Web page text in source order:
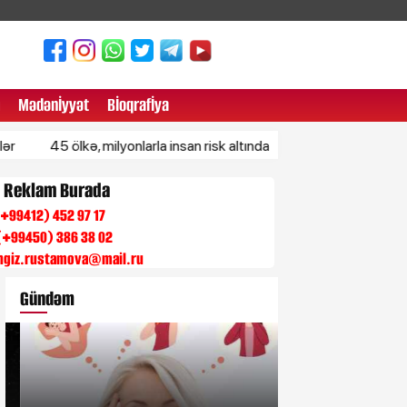
Mədənİyyət Bİoqrafİya
ölkə, milyonlarla insan risk altında – BMT xəbərdarlıq etdi
Burada
452 97 17
386 38 02
Gündəm